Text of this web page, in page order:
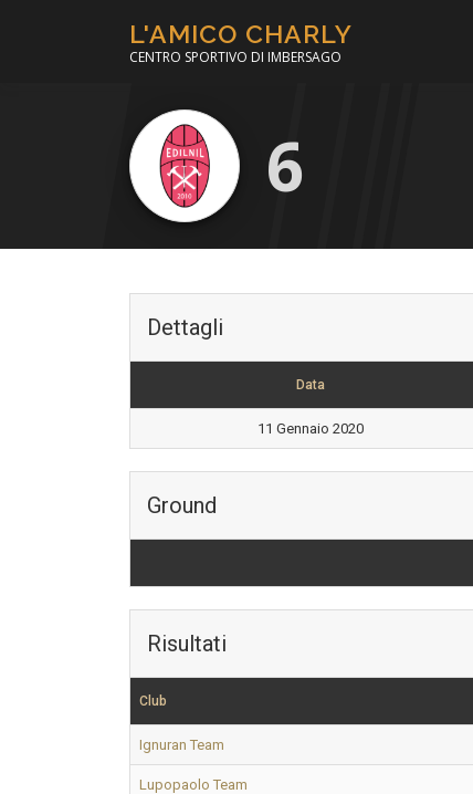
L'AMICO CHARLY
CENTRO SPORTIVO DI IMBERSAGO
6
Dettagli
Data
11 Gennaio 2020
Ground
Risultati
Club
Ignuran Team
Lupopaolo Team